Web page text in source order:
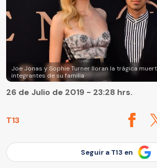
Joe Jonas y Sophie Turner lloran la trágica
integrantes de su familia
T13
26 de Julio de 2019 - 23:28 hrs.
Seguir a T13 en